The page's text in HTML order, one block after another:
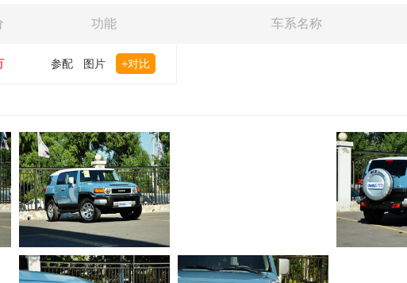
功能 车系名称
参配 图片 +对比